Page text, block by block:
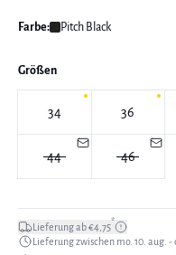
Farbe: Pitch Black
Größen
34 36
44 46
Lieferung ab €4,75*
Lieferung zwischen mo. 10. aug. -